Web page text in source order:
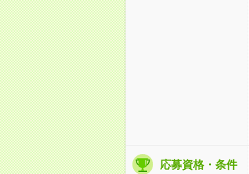
応募資格・条件